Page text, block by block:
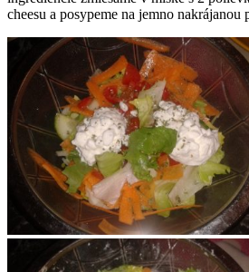
cheesu a posypeme na jemno nakrájanou